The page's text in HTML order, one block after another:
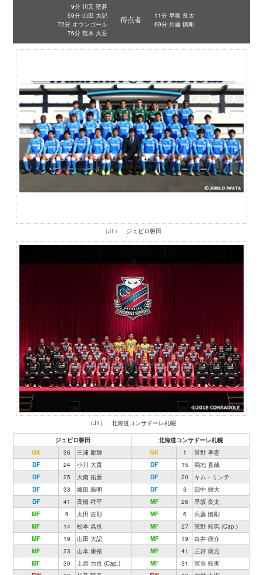
9分 川又 堅碁
59分 山田 大記
72分 オウンゴール
76分 荒木 大吾
得点者
11分 早坂 良太
69分 兵藤 慎剛
（J1） ジュビロ磐田
（J1） 北海道コンサドーレ札幌
ジュビロ磐田
北海道コンサドーレ札幌
GK
36 三浦 龍輝 GK 1
菅野 孝憲
DF
24 小川 大貴 DF 15
菊地 直哉
DF
25 大南 拓磨 DF 20
キム・ミンテ
DF
33 藤田 義明 DF 3
田中 雄大
DF
41 高橋 祥平 MF 26
早坂 良太
MF
9 太田 吉彰 MF 6
兵藤 慎剛
MF
14 松本 昌也 MF 27
荒野 拓馬 (Cap.)
MF
19 山田 大記 MF 19
白井 康介
MF
23 山本 康裕 MF 41
三好 康児
MF
30 上原 力也 (Cap.) MF 31
宮吉 拓実